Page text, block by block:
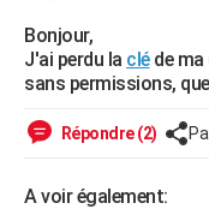
BRICOLAGE
Forum
Aménagement intérieur
Extérieur
Cuisine
Salle de bains
Jardinage
Rangement
WEEK-END
Guides de France
Escapades
Patrimoine
Expositions
Musées
Week-end nature
LIFESTYLE
Bonjour,
J'ai perdu la cléde ma
sans permissions,
Répondre (2)
A voir également: